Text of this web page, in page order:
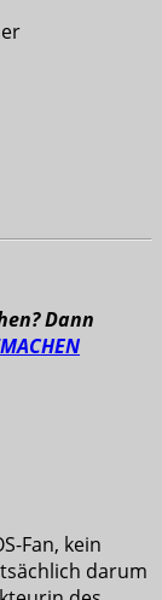
Dann
Fan, kein
darum